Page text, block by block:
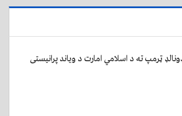
ټرمپ ته د اسلامي امارت د ویاند پرانیستی